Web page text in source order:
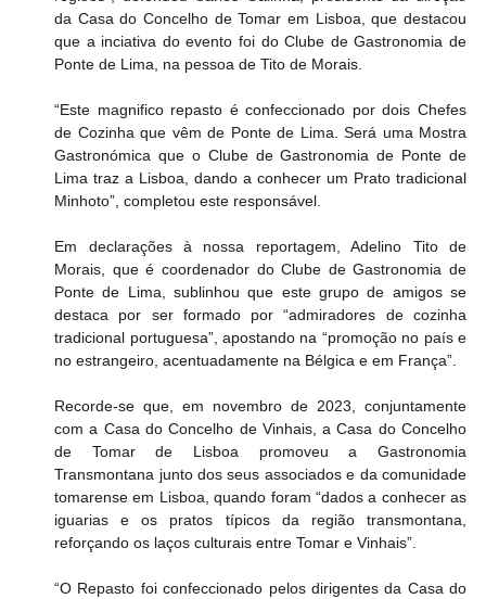
da Casa do Concelho de Tomar em Lisboa, que destacou
que a inciativa do evento foi do Clube de Gastronomia de
Ponte de Lima, na pessoa de Tito de Morais.
“Este magnifico repasto é confeccionado por dois Chefes
de Cozinha que vêm de Ponte de Lima. Será uma Mostra
Gastronómica que o Clube de Gastronomia de Ponte de
Lima traz a Lisboa, dando a conhecer um Prato tradicional
Minhoto”, completou este responsável.
Em declarações à nossa reportagem, Adelino Tito de
Morais, que é coordenador do Clube de Gastronomia de
Ponte de Lima, sublinhou que este grupo de amigos se
destaca por ser formado por “admiradores de cozinha
tradicional portuguesa”, apostando na “promoção no país e
no estrangeiro, acentuadamente na Bélgica e em França”.
Recorde-se que, em novembro de 2023, conjuntamente
com a Casa do Concelho de Vinhais, a Casa do Concelho
de Tomar de Lisboa promoveu a Gastronomia
Transmontana junto dos seus associados e da comunidade
tomarense em Lisboa, quando foram “dados a conhecer as
iguarias e os pratos típicos da região transmontana,
reforçando os laços culturais entre Tomar e Vinhais”.
“O Repasto foi confeccionado pelos dirigentes da Casa do